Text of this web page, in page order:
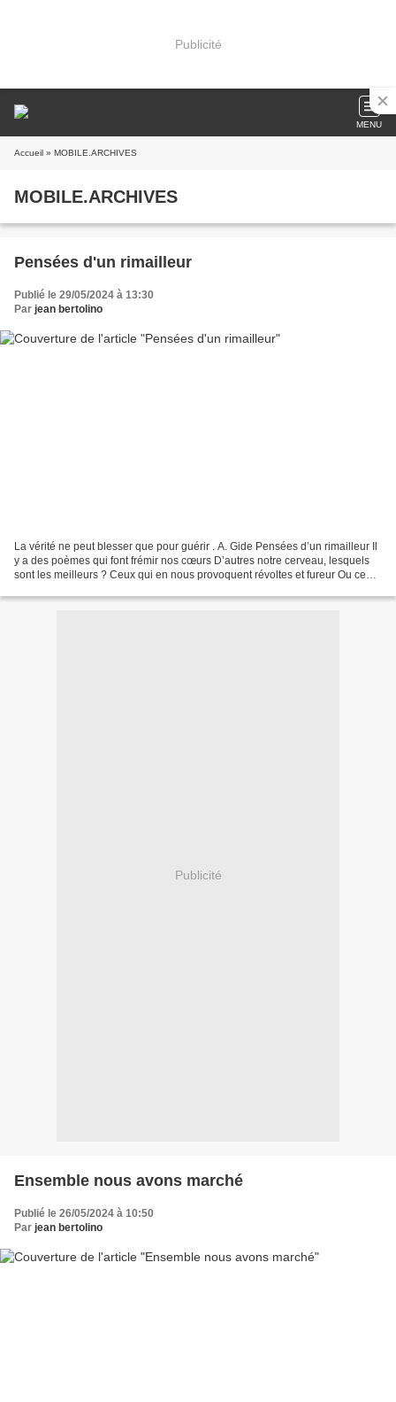
Publicité
MENU
Accueil » MOBILE.ARCHIVES
MOBILE.ARCHIVES
Pensées d'un rimailleur
Publié le 29/05/2024 à 13:30
Par jean bertolino
La vérité ne peut blesser que pour guérir . A. Gide Pensées d’un rimailleur Il
y a des poèmes qui font frémir nos cœurs D’autres notre cerveau, lesquels
sont les meilleurs ? Ceux qui en nous provoquent révoltes et fureur Ou ceux
Publicité
Ensemble nous avons marché
Publié le 26/05/2024 à 10:50
Par jean bertolino